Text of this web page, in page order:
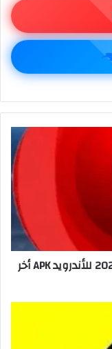
تحميل موبي كورة MobiKora مهكر 2026 للأندرويد APK أخر